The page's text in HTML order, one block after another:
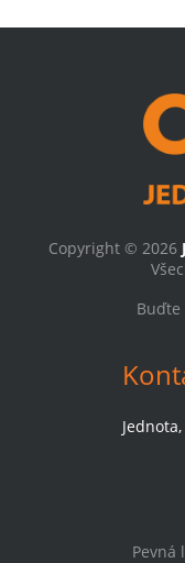
Copyright © 2026
Buďte
Pevná